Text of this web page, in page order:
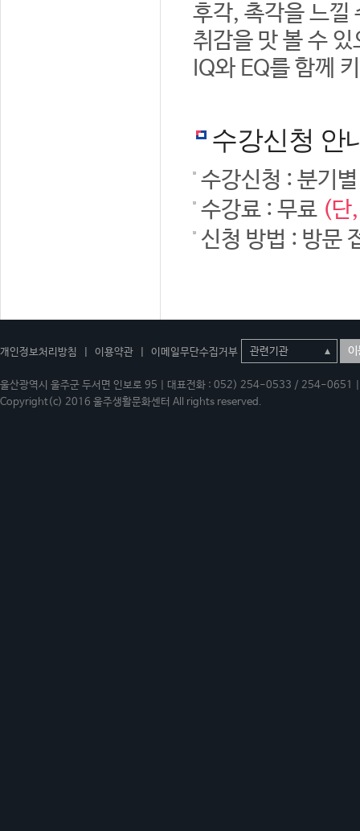
후각, 촉각을 느낄
취감을 맛 볼 수 있
IQ와 EQ를 함께
수강신청 안
수강신청 : 분기
수강료 : 무료 (단
신청 방법 : 방문
개인정보처리방침 이용약관 이메일무단수집거부 이
울산광역시 울주군 두서면 인보로 95 | 대표전화 : 052) 254-0533 / 254-
Copyright(c) 2016 울주생활문화센터 All rights reserved.